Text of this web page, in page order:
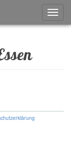
ein-/